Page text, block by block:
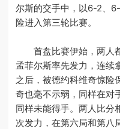
尔斯的交手中，以6-2、
险进入第三轮比赛。
首盘比赛伊始，两人都
孟菲尔斯率先发力，连续
之后，被德约科维奇惊险
奇也毫不示弱，同样在对
同样未能得手。两人比分
次发力，在第六局和第八